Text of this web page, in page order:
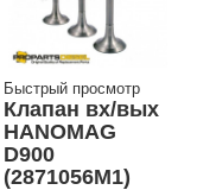
Быстрый просмотр
Клапан вх/вых
HANOMAG
D900
(2871056M1)